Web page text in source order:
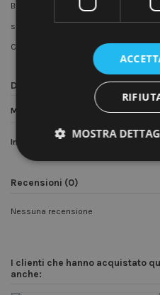
Borse in carta manico ritorto TAKE-
soffietti profondissimi e fondo quadro -
Confezioni da 25 pz
Dettagli del prodotto
Materiale
In magazzino
Recensioni (0)
Nessuna recensione
I clienti che hanno acquistato
anche:
MOSTRA